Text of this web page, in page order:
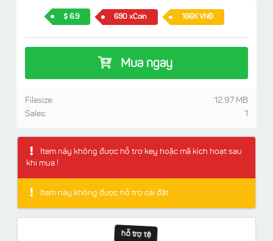
6.9 690 xCoin 166K VNĐ
Mua ngay
12.97 MB
Filesize:
1
Sales:
Item này không được hỗ trợ key hoặc mã kích hoạt sau
khi mua !
Item này không được hỗ trợ cài đặt
hỗ trợ tệ